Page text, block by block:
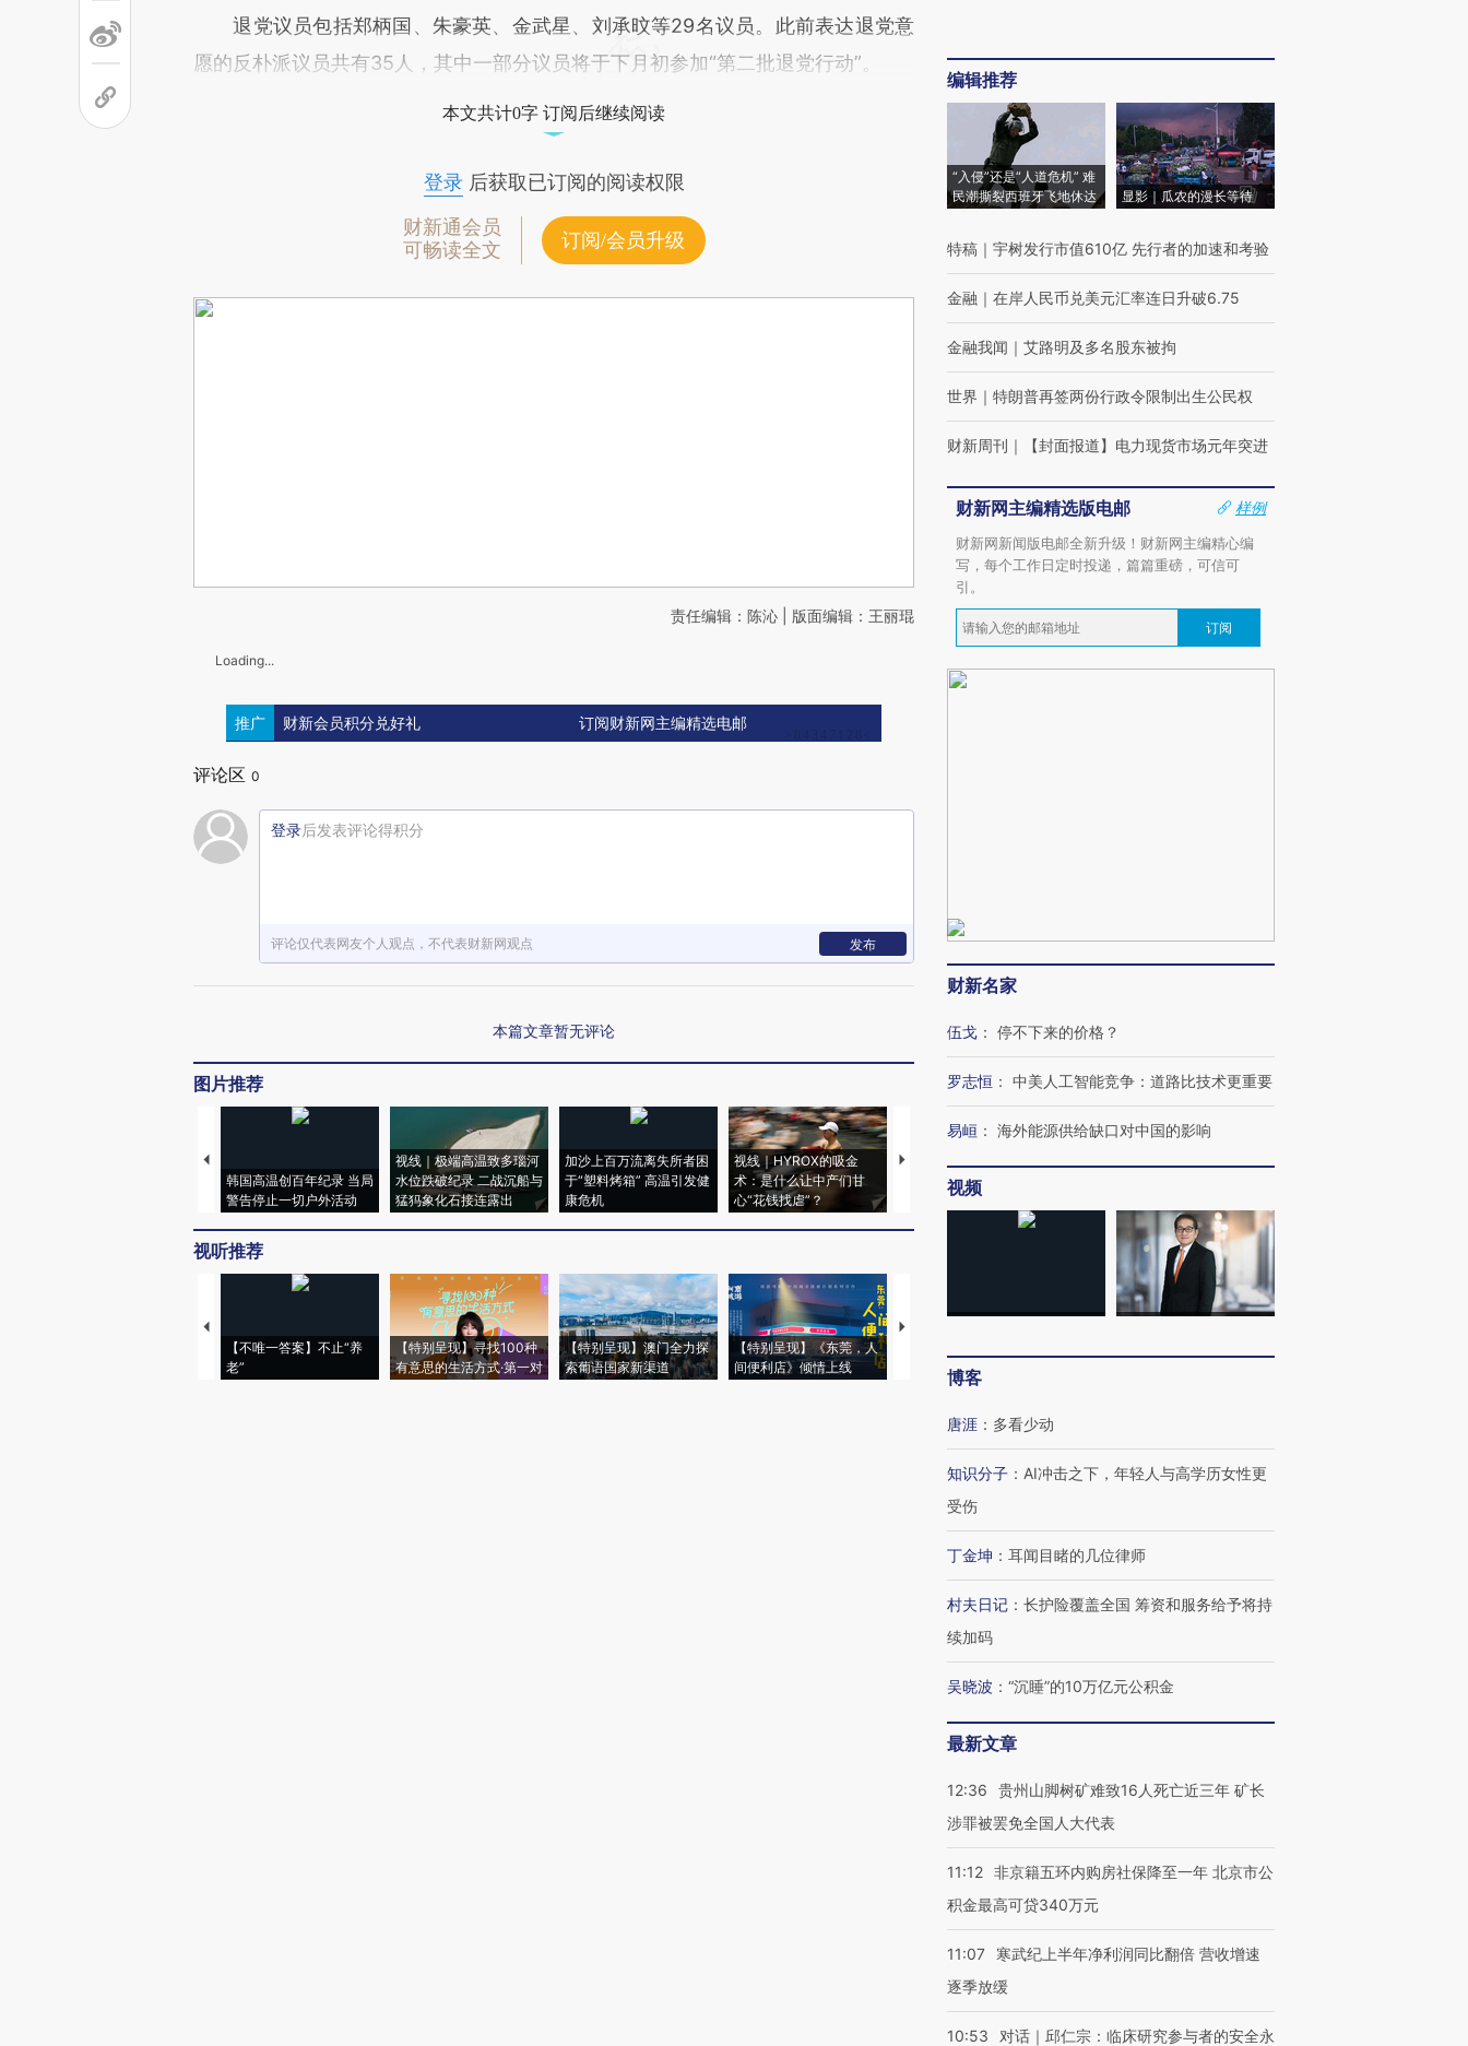
退党议员包括郑柄国、朱豪英、金武星、刘承旼等29名议员。此前表达退党意
愿的反朴派议员共有35人，其中一部分议员将于下月初参加“第二批退党行动”。
本文共计0字 订阅后继续阅读
登录后获取已订阅的阅读权限
财新通会员
可畅读全文
订阅/会员升级
责任编辑：陈沁 | 版面编辑：王丽琨
Loading...
推广 财新会员积分兑好礼 订阅财新网主编精选电邮
评论区 0
登录后发表评论得积分
评论仅代表网友个人观点，不代表财新网观点 发布
本篇文章暂无评论
图片推荐
韩国高温创百年纪录 当局
警告停止一切户外活动
视线｜极端高温致多瑙河
水位跌破纪录 二战沉船与
猛犸象化石接连露出
加沙上百万流离失所者困
于“塑料烤箱” 高温引发健
康危机
视线｜HYROX的吸金
术：是什么让中产们甘
心“花钱找虐”？
马航飞行员跨国走私7万
粒摇头丸 尿检体内含3种
视听推荐
【不唯一答案】不止“养
老”
【特别呈现】寻找100种
有意思的生活方式·第一对
【特别呈现】澳门全力探
索葡语国家新渠道
【特别呈现】《东莞，人
间便利店》倾情上线
【推广】走进第四届链博
编辑推荐
“入侵”还是“人道危机” 难
民潮撕裂西班牙飞地休达
显影｜瓜农的漫长等待
特稿 ｜ 宇树发行市值610亿 先行者的加速和考验
金融 ｜ 在岸人民币兑美元汇率连日升破6.75
金融我闻 ｜ 艾路明及多名股东被拘
世界 ｜ 特朗普再签两份行政令限制出生公民权
财新周刊 ｜ 【封面报道】电力现货市场元年突进
财新网主编精选版电邮
样例
财新网新闻版电邮全新升级！财新网主编精心编
写，每个工作日定时投递，篇篇重磅，可信可
引。
订阅
财新名家
伍戈 ： 停不下来的价格？
罗志恒 ： 中美人工智能竞争：道路比技术更重要
易峘 ： 海外能源供给缺口对中国的影响
视频
博客
唐涯 ： 多看少动
知识分子 ： AI冲击之下，年轻人与高学历女性更
受伤
丁金坤 ： 耳闻目睹的几位律师
村夫日记 ： 长护险覆盖全国 筹资和服务给予将持
续加码
吴晓波 ： “沉睡”的10万亿元公积金
最新文章
12:36
贵州山脚树矿难致16人死亡近三年 矿长
涉罪被罢免全国人大代表
11:12 非京籍五环内购房社保降至一年 北京市公
积金最高可贷340万元
11:07
寒武纪上半年净利润同比翻倍 营收增速
逐季放缓
10:53
对话｜邱仁宗：临床研究参与者的安全永